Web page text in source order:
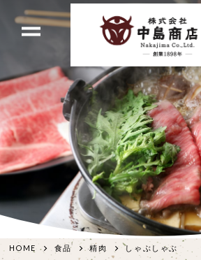
HOME 食品 精肉 しゃぶしゃぶ